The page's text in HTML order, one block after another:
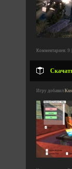
Комментариев: 9
Игру добавил